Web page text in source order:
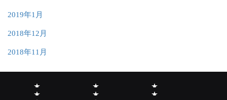
2019年1月
2018年12月
2018年11月